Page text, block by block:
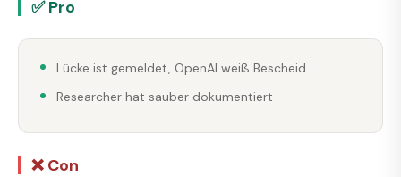
✅ Pro
Lücke ist gemeldet, OpenAI weiß Bescheid
Researcher hat sauber dokumentiert
❌ Con